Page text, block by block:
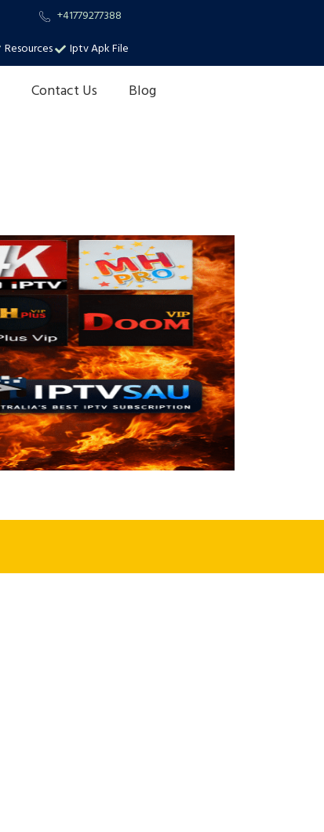
+41779277388
Resources Iptv Apk File
Contact Us Blog